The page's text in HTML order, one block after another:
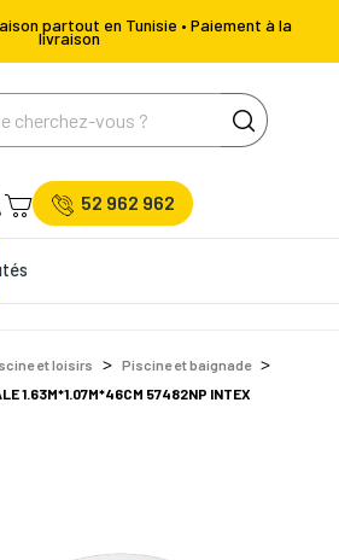
partout en Tunisie • Paiement à la
livraison
52 962 962
et loisirs
Piscine et baignade
1.63M*1.07M*46CM 57482NP INTEX